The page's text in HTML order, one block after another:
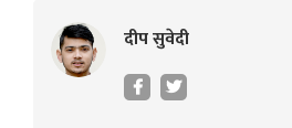
दीप सुवेदी